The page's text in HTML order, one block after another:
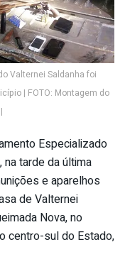
Valternei Saldanha foi
| FOTO: Montagem do
Especializado
na tarde da última
e aparelhos
de Valternei
Nova, no
centro-sul do Estado,